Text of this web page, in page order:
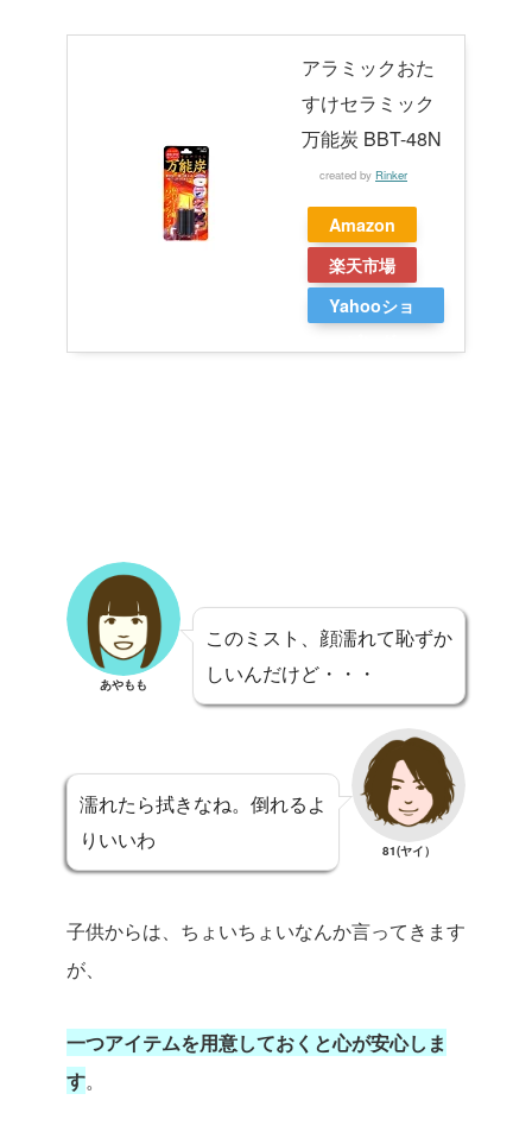
アラミックおた
すけセラミック
万能炭 BBT-48N
created by Rinker
Amazon
楽天市場
Yahooショ
あやもも
このミスト、顔濡れて恥ずか
しいんだけど・・・
濡れたら拭きなね。倒れるよ
りいいわ
81(ヤイ）
子供からは、ちょいちょいなんか言ってきます
が、
一つアイテムを用意しておくと心が安心しま
す。